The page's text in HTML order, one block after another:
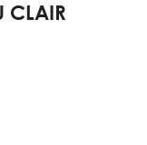
CLAIR